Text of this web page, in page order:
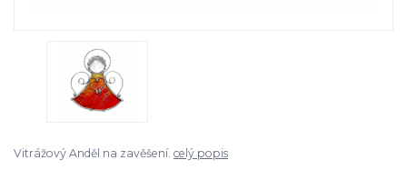
Vitrážový Anděl na zavěšení. celý popis